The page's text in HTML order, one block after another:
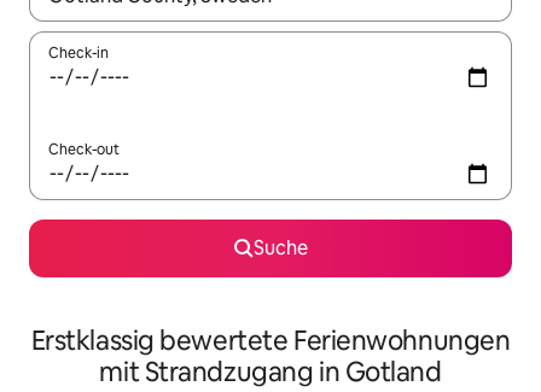
Check-in
Check-out
Suche
Erstklassig bewertete Ferienwohnungen
mit Strandzugang in Gotland